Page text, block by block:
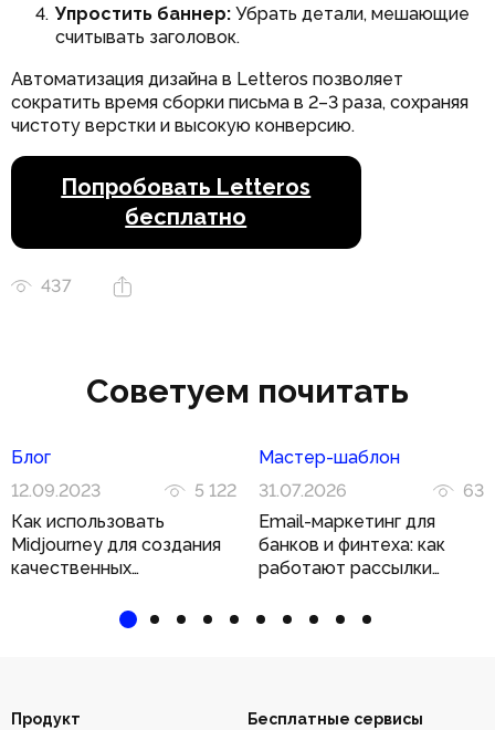
Упростить баннер: Убрать детали, мешающие
считывать заголовок.
Автоматизация дизайна в Letteros позволяет
сократить время сборки письма в 2–3 раза, сохраняя
чистоту верстки и высокую конверсию.
Попробовать Letteros
бесплатно
437
Советуем почитать
Блог
12.09.2023
5 122
Как использовать
Midjourney для создания
качественных
Мастер-шаблон
31.07.2026
63
Email-маркетинг для
банков и финтеха: как
работают рассылки
Продукт Бесплатные сервисы